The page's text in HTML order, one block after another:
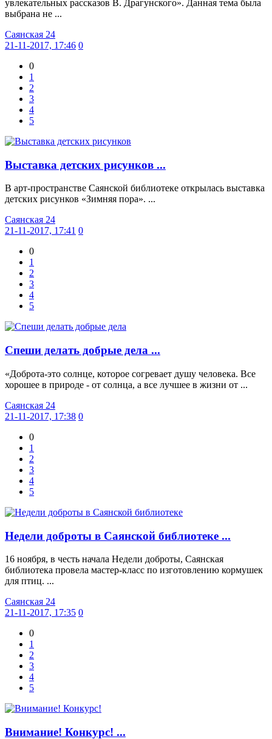
увлекательных рассказов В. Драгунского». Данная тема была
выбрана не ...
Саянская 24
21-11-2017, 17:46 0
0
1
2
3
4
5
Выставка детских рисунков ...
В арт-пространстве Саянской библиотеке открылась выставка
детских рисунков «Зимняя пора». ...
Саянская 24
21-11-2017, 17:41 0
0
1
2
3
4
5
Спеши делать добрые дела ...
«Доброта-это солнце, которое согревает душу человека. Все
хорошее в природе - от солнца, а все лучшее в жизни от ...
Саянская 24
21-11-2017, 17:38 0
0
1
2
3
4
5
Недели доброты в Саянской библиотеке ...
16 ноября, в честь начала Недели доброты, Саянская
библиотека провела мастер-класс по изготовлению кормушек
для птиц. ...
Саянская 24
21-11-2017, 17:35 0
0
1
2
3
4
5
Внимание! Конкурс! ...